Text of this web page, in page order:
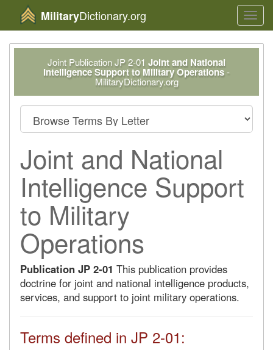
MilitaryDictionary.org
Joint Publication JP 2-01Joint and National
Intelligence Support to Military Operations-
MilitaryDictionary.org
Joint and National
Intelligence Support
to Military
Operations
Publication JP 2-01 This publication provides
doctrine for joint and national intelligence products,
services, and support to joint military operations.
Terms defined in JP 2-01: